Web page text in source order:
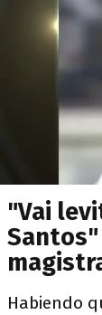
"Vai
Habiendo